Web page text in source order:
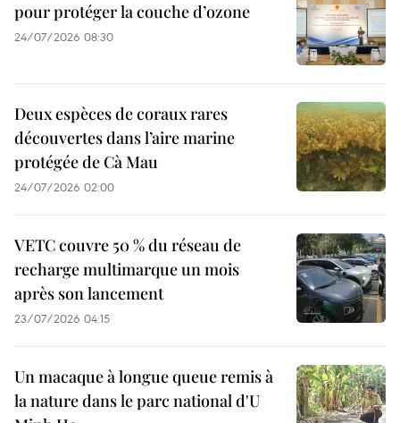
pour protéger la couche d’ozone
24/07/2026 08:30
Deux espèces de coraux rares
découvertes dans l’aire marine
protégée de Cà Mau
24/07/2026 02:00
VETC couvre 50 % du réseau de
recharge multimarque un mois
après son lancement
23/07/2026 04:15
Un macaque à longue queue remis à
la nature dans le parc national d'U